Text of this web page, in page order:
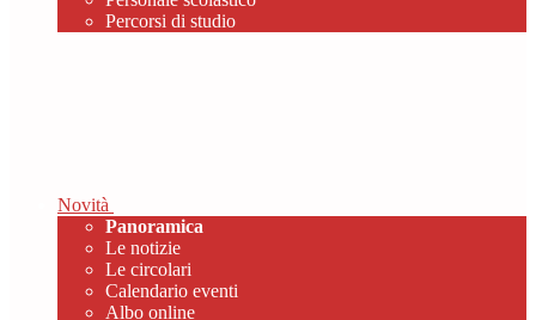
Percorsi di studio
Novità
Panoramica
Le notizie
Le circolari
Calendario eventi
Albo online